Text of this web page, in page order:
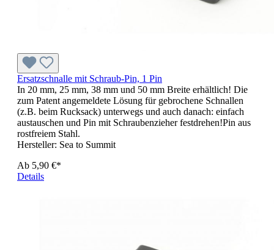
Ersatzschnalle mit Schraub-Pin, 1 Pin
In 20 mm, 25 mm, 38 mm und 50 mm Breite erhältlich! Die
zum Patent angemeldete Lösung für gebrochene Schnallen
(z.B. beim Rucksack) unterwegs und auch danach: einfach
austauschen und Pin mit Schraubenzieher festdrehen!Pin aus
rostfreiem Stahl.
Hersteller: Sea to Summit
Ab 5,90 €*
Details